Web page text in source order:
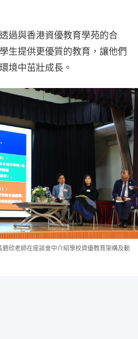
過與香港資優教育學苑的合
生提供更優質的教育，讓他們
境中茁壯成長。
欣老師在座談會中介紹學校資優教育架構及動